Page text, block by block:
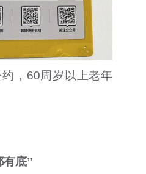
，60周岁以上老年
底”